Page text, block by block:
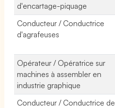
d'encartage-piquage
Conducteur / Conductrice
d'agrafeuses
Opérateur / Opératrice sur
machines à assembler en
industrie graphique
Conducteur / Conductrice de